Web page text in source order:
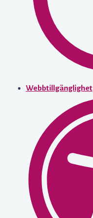
Webbtillgänglighet